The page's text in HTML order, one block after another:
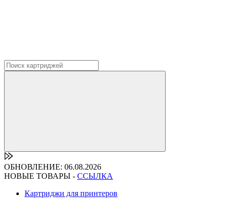
ОБНОВЛЕНИЕ: 06.08.2026
НОВЫЕ ТОВАРЫ - ССЫЛКА
Картриджи для принтеров